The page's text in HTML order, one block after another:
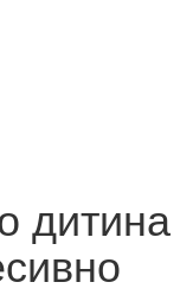
дитина